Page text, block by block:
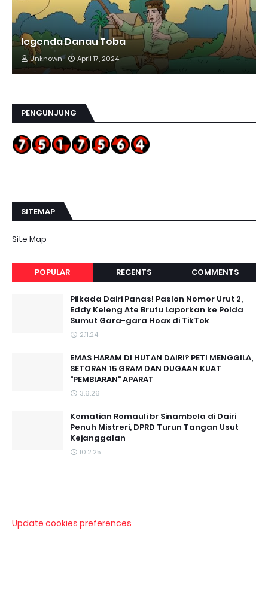
legenda Danau Toba
Unknown April 17, 2024
PENGUNJUNG
SITEMAP
Site Map
POPULAR RECENTS COMMENTS
Pilkada Dairi Panas! Paslon Nomor Urut 2,
Eddy Keleng Ate Brutu Laporkan ke Polda
Sumut Gara-gara Hoax di TikTok
2.11.24
EMAS HARAM DI HUTAN DAIRI? PETI MENGGILA,
SETORAN 15 GRAM DAN DUGAAN KUAT
"PEMBIARAN" APARAT
3.6.26
Kematian Romauli br Sinambela di Dairi
Penuh Mistreri, DPRD Turun Tangan Usut
Kejanggalan
10.2.25
Update cookies preferences